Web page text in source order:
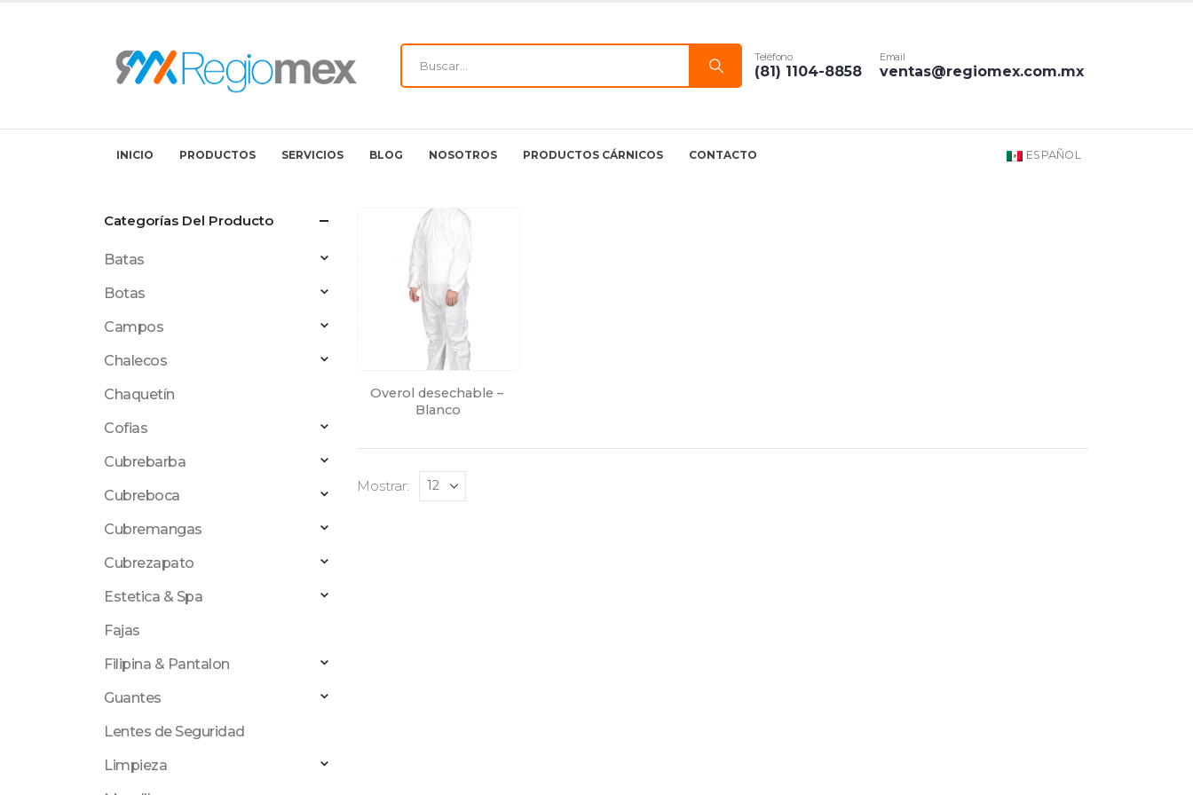
Teléfono
(81) 1104-8858
Email
ventas@regiomex.com.mx
INICIO PRODUCTOS SERVICIOS BLOG NOSOTROS PRODUCTOS CÁRNICOS CONTACTO ESPAÑOL
Overol desechable –
Blanco
Mostrar:
Categorías Del Producto
Batas
Botas
Campos
Chalecos
Chaquetín
Cofias
Cubrebarba
Cubreboca
Cubremangas
Cubrezapato
Estetica & Spa
Fajas
Filipina & Pantalon
Guantes
Lentes de Seguridad
Limpieza